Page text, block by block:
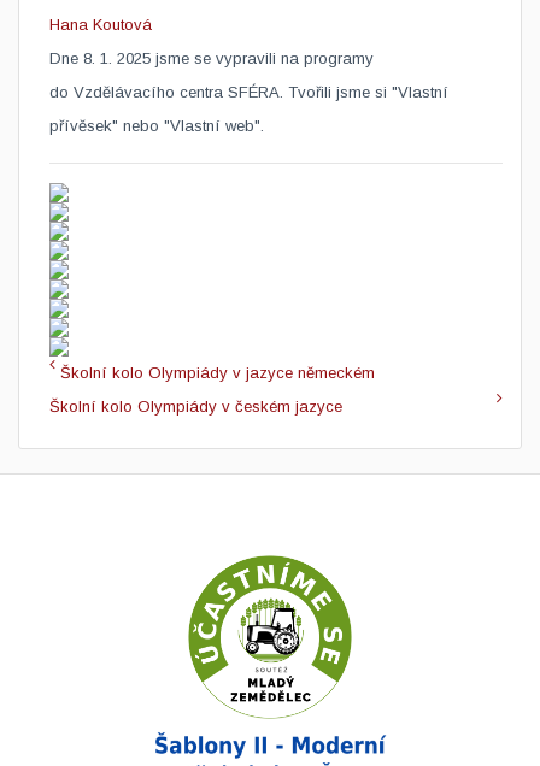
Hana Koutová
Dne 8. 1. 2025 jsme se vypravili na programy
do Vzdělávacího centra SFÉRA. Tvořili jsme si "Vlastní
přívěsek" nebo "Vlastní web".
Školní kolo Olympiády v jazyce německém
Školní kolo Olympiády v českém jazyce